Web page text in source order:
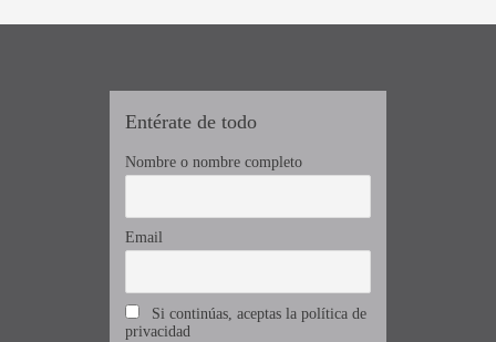
Entérate de todo
Nombre o nombre completo
Email
Si continúas, aceptas la política de
privacidad